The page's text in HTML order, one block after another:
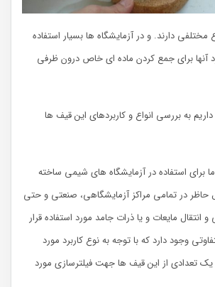
مختلفی دارند. و در آزمایشگاه ها بسیار استفاده
آنها برای جمع کردن ماده ای خاص درون ظرفی
به بررسی انواع و کاربردهای این قیف ها
برای استفاده در آزمایشگاه های شیمی ساخته
حاظر در تمامی مراکز آزمایشگاهی، صنعتی و حتی
مایعات و یا ذرات جامد مورد استفاده قرار
وجود دارد که با توجه به نوع کاربرد مورد
یک تعدادی از این قیف ها جهت فیلترسازی مورد